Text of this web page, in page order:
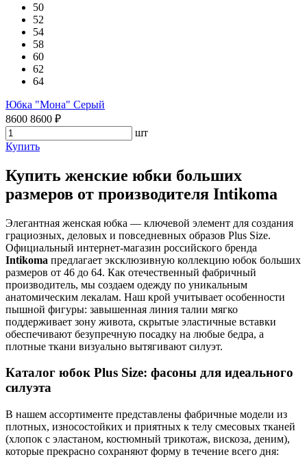
50
52
54
58
60
62
64
Юбка "Мона" Серый
8600 8600 ₽
шт
Купить
Купить женские юбки больших
размеров от производителя Intikoma
Элегантная женская юбка — ключевой элемент для создания
грациозных, деловых и повседневных образов Plus Size.
Официальный интернет-магазин российского бренда
Intikoma предлагает эксклюзивную коллекцию юбок больших
размеров от 46 до 64. Как отечественный фабричный
производитель, мы создаем одежду по уникальным
анатомическим лекалам. Наш крой учитывает особенности
пышной фигуры: завышенная линия талии мягко
поддерживает зону живота, скрытые эластичные вставки
обеспечивают безупречную посадку на любые бедра, а
плотные ткани визуально вытягивают силуэт.
Каталог юбок Plus Size: фасоны для идеального
силуэта
В нашем ассортименте представлены фабричные модели из
плотных, износостойких и приятных к телу смесовых тканей
(хлопок с эластаном, костюмный трикотаж, вискоза, деним),
которые прекрасно сохраняют форму в течение всего дня: